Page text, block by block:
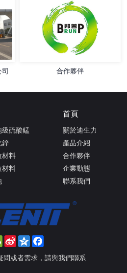
合作夥伴
級硫酸錳
鋅
材料
材料
首頁
關於迪生力
產品介紹
合作夥伴
企業動態
聯系我們
WeChat
Sina
Weibo
Qzone
問或者需求，請與我們聯系